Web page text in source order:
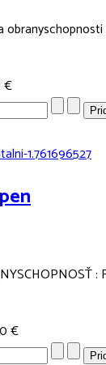
€
:
€